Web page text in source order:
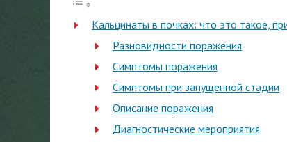
Кальцинаты в почках: что это такое,
Разновидности поражения
Симптомы поражения
Симптомы при запущенной стадии
Описание поражения
Диагностические мероприятия